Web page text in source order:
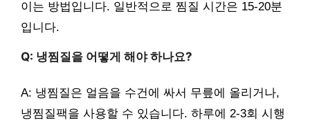
이는 방법입니다. 일반적으로 찜질 시간은 15-20분
입니다.
Q: 냉찜질을 어떻게 해야 하나요?
A: 냉찜질은 얼음을 수건에 싸서 무릎에 올리거나,
냉찜질팩을 사용할 수 있습니다. 하루에 2-3회 시행